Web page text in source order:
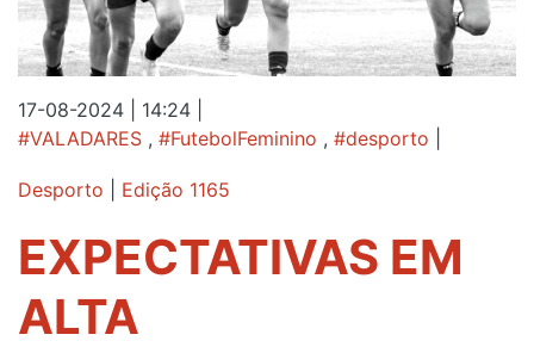
17-08-2024 | 14:24
#VALADARES , #FutebolFeminino , #desporto
Desporto Edição 1165
EXPECTATIVAS EM
ALTA